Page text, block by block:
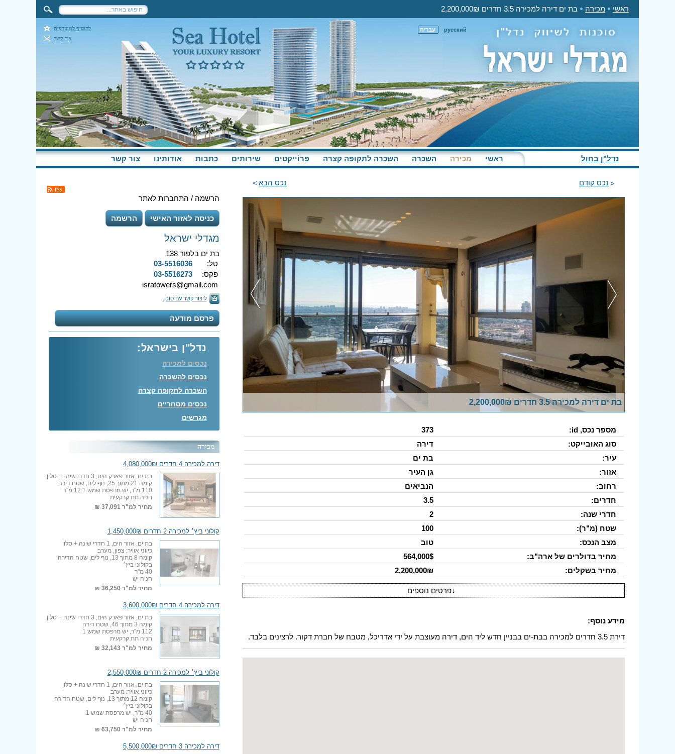
ראשי מכירה בת ים דירה למכירה 3.5 חדרים 2,200,000₪
עברית русский
להוסיף למועדפים
צור קשר
נדל"ן בחול ראשי מכירה השכרה השכרה לתקופה קצרה פּרוֹייקטים שירותים כתבות אודותינו צור קשר
נכס קודם נכס הבא
בת ים דירה למכירה 3.5 חדרים 2,200,000₪
מספר נכס, id:
373
סוג האובייקט:
דירה
עיר:
בת ים
אזור:
גן העיר
רחוב:
הנביאים
חדרים:
3.5
חדרי שנה:
2
שטח (מ"ר):
100
מצב הנכס:
טוב
מחיר בדולרים של ארה"ב:
564,000$
מחיר בשקלים:
2,200,000₪
↓פרטים נוספים
מידע נוסף:
דירת 3.5 חדרים למכירה בבת-ים בבניין חדש ליד הים, דירה מעוצבת על ידי אדריכל, מטבח של חברת דקור. לרצינים בלבד.
הרשמה / התחברות לאתר
כניסה לאזור האישי הרשמה
מגדלי ישראל
בת ים בלפור 138
טל:
03-5516036
פקס:
03-5516273
isratowers@gmail.com
ליצור קשר עם סוכן.
פרסם מודעה
נדל"ן בישראל:
נכסים למכירה
נכסים להשכרה
השכרה לתקופה קצרה
נכסים מסחריים
מגרשים
מכירה
דירה למכירה 4 חדרים 4,080,000₪
בת ים, אזור פארק הים, 3 חדרי שינה + סלון
קומה 21 מתוך 25, נוף לים, שטח דירה
110 מ"ר, יש מרפסת שמש 1 12 מ"ר
חניה תת קרקעית
מחיר למ"ר37,091 ₪
קולוני ביץ׳ למכירה 2 חדרים 1,450,000₪
בת ים, אזור הים, 1 חדרי שינה + סלון
כיווני אוויר: צפון, מערב
קומה 8 מתוך 13, נוף לים, שטח הדירה
בקולוני ביץ׳
40 מ"ר
חניה יש
מחיר למ"ר 36,250 ₪
דירה למכירה 4 חדרים 3,600,000₪
בת ים, אזור פארק הים, 3 חדרי שינה + סלון
קומה 3 מתוך 46, שטח דירה
112 מ"ר, יש מרפסת שמש 1
חניה תת קרקעית
מחיר למ"ר32,143 ₪
קולוני ביץ׳ למכירה 2 חדרים 2,550,000₪
בת ים, אזור הים, 1 חדרי שינה + סלון
כיווני אוויר: מערב
קומה 12 מתוך 13, נוף לים, שטח הדירה
בקולוני ביץ׳
40 מ"ר, יש מרפסת שמש 1
חניה יש
מחיר למ"ר 63,750 ₪
דירה למכירה 3 חדרים 5,500,000₪